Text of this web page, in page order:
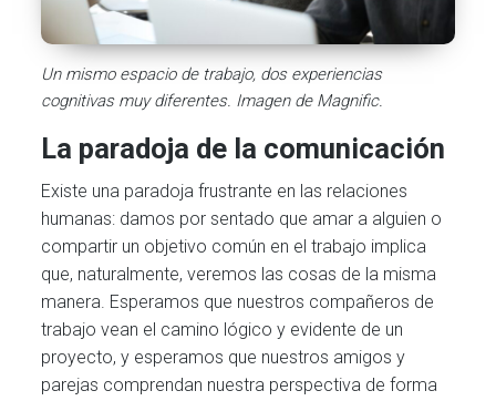
Un mismo espacio de trabajo, dos experiencias
cognitivas muy diferentes. Imagen de Magnific.
La paradoja de la comunicación
Existe una paradoja frustrante en las relaciones
humanas: damos por sentado que amar a alguien o
compartir un objetivo común en el trabajo implica
que, naturalmente, veremos las cosas de la misma
manera. Esperamos que nuestros compañeros de
trabajo vean el camino lógico y evidente de un
proyecto, y esperamos que nuestros amigos y
parejas comprendan nuestra perspectiva de forma